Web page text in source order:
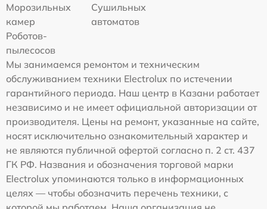
Морозильных
камер
Сушильных
автоматов
Роботов-
пылесосов
Мы занимаемся ремонтом и техническим
обслуживанием техники Electrolux по истечении
гарантийного периода. Наш центр в Казани работает
независимо и не имеет официальной авторизации от
производителя. Цены на ремонт, указанные на сайте,
носят исключительно ознакомительный характер и
не являются публичной офертой согласно п. 2 ст. 437
ГК РФ. Названия и обозначения торговой марки
Electrolux упоминаются только в информационных
целях — чтобы обозначить перечень техники, с